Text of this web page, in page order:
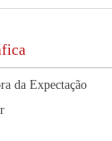
da Expectação